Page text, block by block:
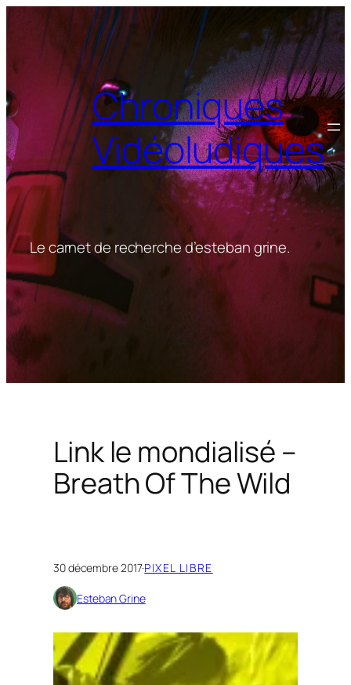
Chroniques
Vidéoludiques
Le carnet de recherche d’esteban grine.
Link le mondialisé –
Breath Of The Wild
30 décembre 2017·PIXEL LIBRE
Esteban Grine